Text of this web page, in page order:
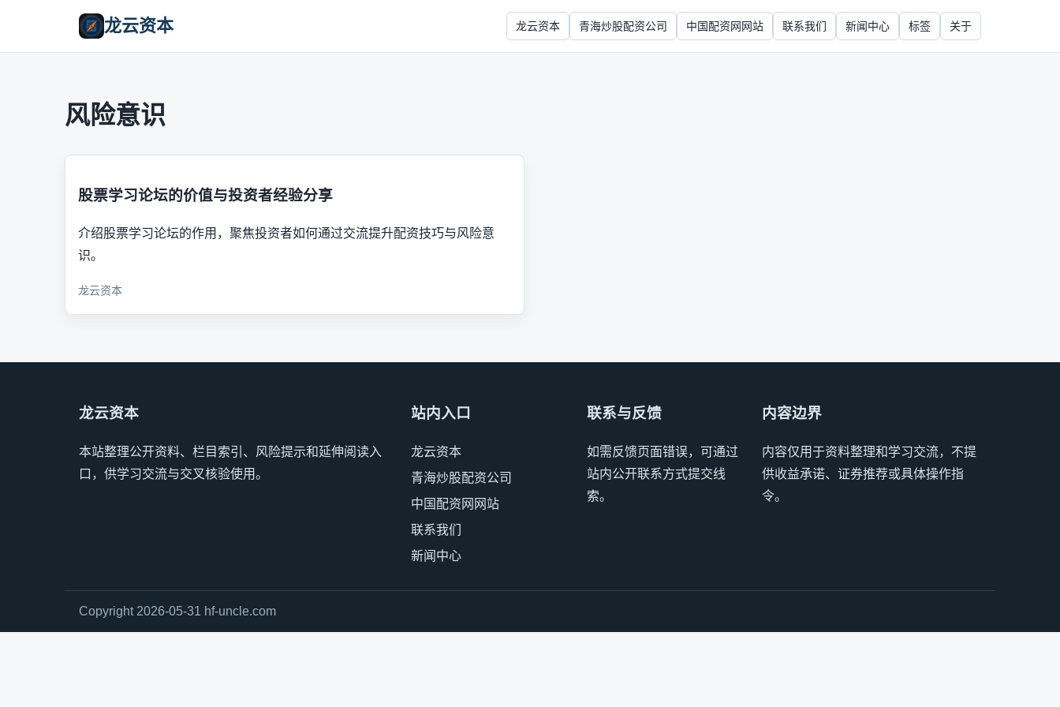
龙云资本 龙云资本 青海炒股配资公司 中国配资网网站 联系我们 新闻中心 标签 关于
风险意识
股票学习论坛的价值与投资者经验分享
介绍股票学习论坛的作用，聚焦投资者如何通过交流提升配资技巧与风险意
识。
龙云资本
龙云资本
本站整理公开资料、栏目索引、风险提示和延伸阅读入
口，供学习交流与交叉核验使用。
站内入口
龙云资本
青海炒股配资公司
中国配资网网站
联系我们
新闻中心
联系与反馈
如需反馈页面错误，可通过
站内公开联系方式提交线
索。
内容边界
内容仅用于资料整理和学习交流，不提
供收益承诺、证券推荐或具体操作指
令。
Copyright 2026-05-31 hf-uncle.com